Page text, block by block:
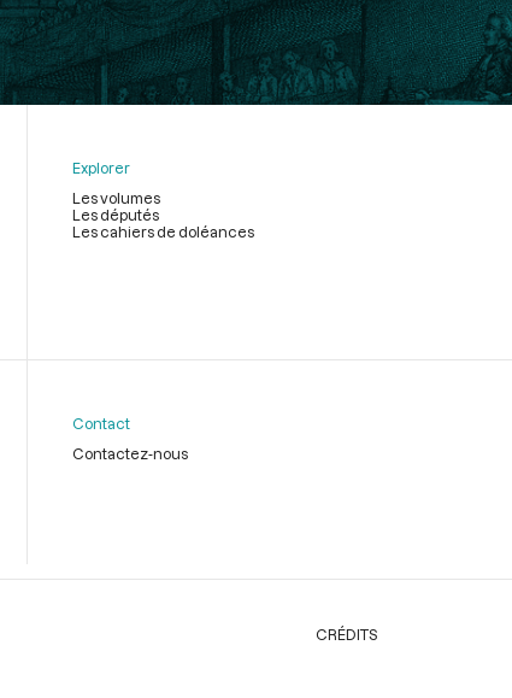
Explorer
Les volumes
Les députés
Les cahiers de doléances
Contact
Contactez-nous
CRÉDITS